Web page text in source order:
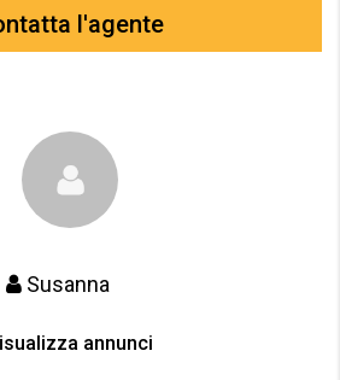
l'agente
Susanna
annunci